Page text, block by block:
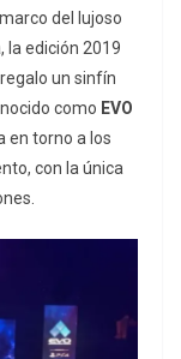
del lujoso
la edición 2019
un sinfín
como EVO
en torno a los
con la única